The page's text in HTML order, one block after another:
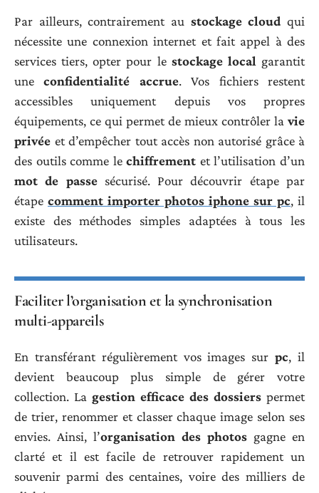
Par ailleurs, contrairement au stockage cloud qui
nécessite une connexion internet et fait appel à des
services tiers, opter pour le stockage local garantit
uneconfidentialité accrue. Vos fichiers restent
accessibles uniquement depuis vos propres
équipements, ce qui permet de mieux contrôler la vie
privée et d’empêcher tout accès non autorisé grâce à
des outils comme lechiffrement et l’utilisation d’un
mot de passesécurisé. Pour découvrir étape par
étape comment importer photos iphone sur pc, il
existe des méthodes simples adaptées à tous les
utilisateurs.
Faciliter l’organisation et la synchronisation
multi-appareils
En transférant régulièrement vos images surpc, il
devient beaucoup plus simple de gérer votre
collection. La gestion efficace des dossiers permet
de trier, renommer et classer chaque image selon ses
envies. Ainsi, l’organisation des photos gagne en
clarté et il est facile de retrouver rapidement un
souvenir parmi des centaines, voire des milliers de